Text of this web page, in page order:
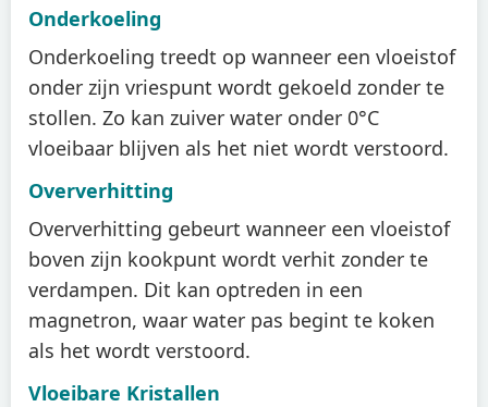
Onderkoeling
Onderkoeling treedt op wanneer een vloeistof
onder zijn vriespunt wordt gekoeld zonder te
stollen. Zo kan zuiver water onder 0°C
vloeibaar blijven als het niet wordt verstoord.
Oververhitting
Oververhitting gebeurt wanneer een vloeistof
boven zijn kookpunt wordt verhit zonder te
verdampen. Dit kan optreden in een
magnetron, waar water pas begint te koken
als het wordt verstoord.
Vloeibare Kristallen